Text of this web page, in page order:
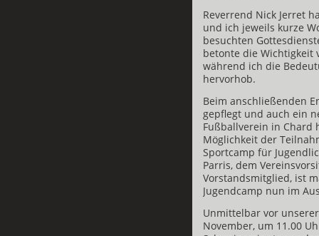
Reverrend Nick Jerret
und ich jeweils kurze
besuchten
betonte die Wichtigkeit
während ich die
hervorhob.
Beim anschließenden
gepflegt und auch ein
Fußballverein in Chard
Möglichkeit der
Sportcamp für
Parris, dem
Vorstandsmitglied, ist
Jugendcamp nun im
Unmittelbar vor
November, um 11.00